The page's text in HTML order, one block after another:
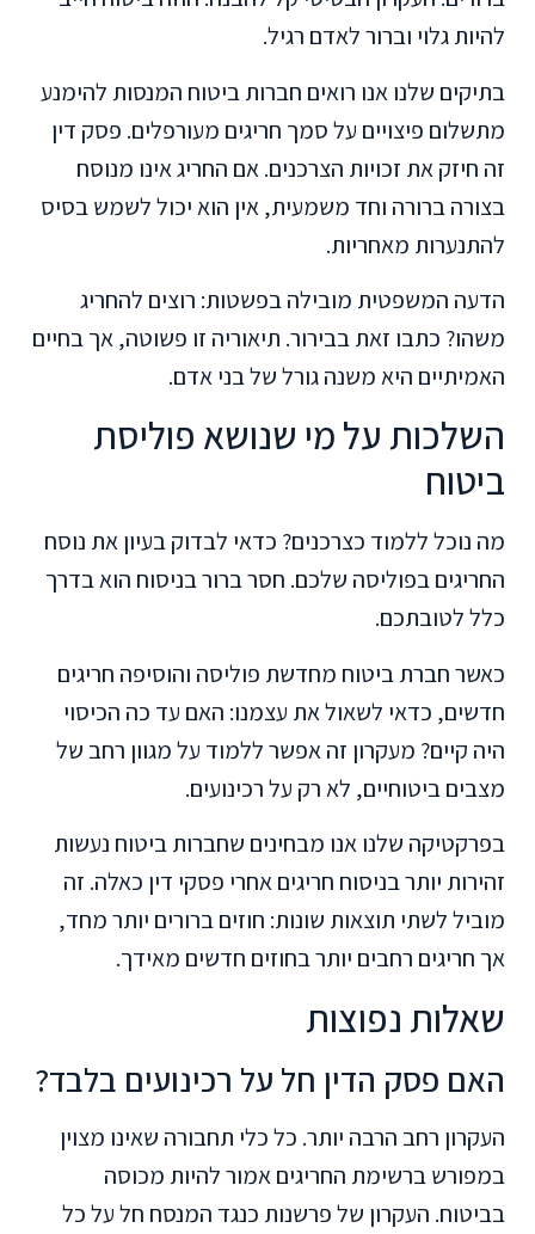
להיות גלוי וברור לאדם רגיל.
בתיקים שלנו אנו רואים חברות ביטוח המנסות להימנע
מתשלום פיצויים על סמך חריגים מעורפלים. פסק דין
זה חיזק את זכויות הצרכנים. אם החריג אינו מנוסח
בצורה ברורה וחד משמעית, אין הוא יכול לשמש בסיס
להתנערות מאחריות.
הדעה המשפטית מובילה בפשטות: רוצים להחריג
משהו? כתבו זאת בבירור. תיאוריה זו פשוטה, אך בחיים
האמיתיים היא משנה גורל של בני אדם.
השלכות על מי שנושא פוליסת
ביטוח
מה נוכל ללמוד כצרכנים? כדאי לבדוק בעיון את נוסח
החריגים בפוליסה שלכם. חסר ברור בניסוח הוא בדרך
כלל לטובתכם.
כאשר חברת ביטוח מחדשת פוליסה והוסיפה חריגים
חדשים, כדאי לשאול את עצמנו: האם עד כה הכיסוי
היה קיים? מעקרון זה אפשר ללמוד על מגוון רחב של
מצבים ביטוחיים, לא רק על רכינועים.
בפרקטיקה שלנו אנו מבחינים שחברות ביטוח נעשות
זהירות יותר בניסוח חריגים אחרי פסקי דין כאלה. זה
מוביל לשתי תוצאות שונות: חוזים ברורים יותר מחד,
אך חריגים רחבים יותר בחוזים חדשים מאידך.
שאלות נפוצות
האם פסק הדין חל על רכינועים בלבד?
העקרון רחב הרבה יותר. כל כלי תחבורה שאינו מצוין
במפורש ברשימת החריגים אמור להיות מכוסה
בביטוח. העקרון של פרשנות כנגד המנסח חל על כל